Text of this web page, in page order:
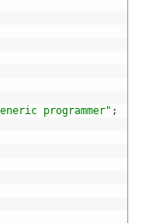
programmer" ;